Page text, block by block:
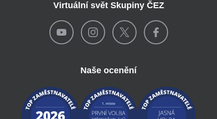
Virtuální svět Skupiny ČEZ
Naše ocenění